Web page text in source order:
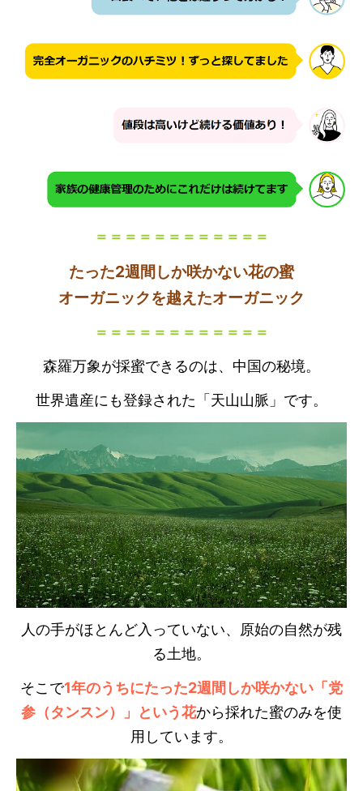
＝＝＝＝＝＝＝＝＝＝＝＝
たった2週間しか咲かない花の蜜
オーガニックを越えたオーガニック
＝＝＝＝＝＝＝＝＝＝＝＝
森羅万象が採蜜できるのは、中国の秘境。
世界遺産にも登録された「天山山脈」です。
人の手がほとんど入っていない、原始の自然が残
る土地。
そこで1年のうちにたった2週間しか咲かない「党
参（タンスン）」という花から採れた蜜のみを使
用しています。